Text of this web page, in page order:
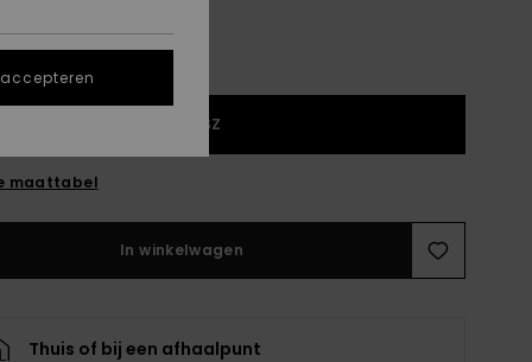
1SZ
maattabel
In winkelwagen
Thuis of bij een afhaalpunt